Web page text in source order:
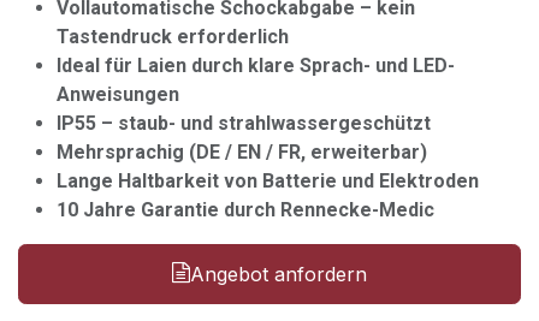
Vollautomatische Schockabgabe – kein
Tastendruck erforderlich
Ideal für Laien durch klare Sprach- und LED-
Anweisungen
IP55 – staub- und strahlwassergeschützt
Mehrsprachig (DE / EN / FR, erweiterbar)
Lange Haltbarkeit von Batterie und Elektroden
10 Jahre Garantie durch Rennecke-Medic
Angebot anfordern